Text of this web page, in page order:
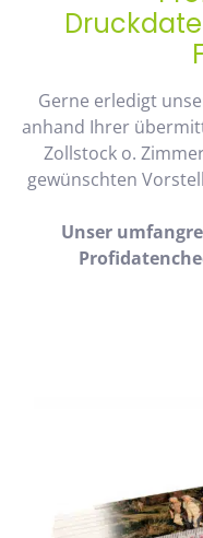
Gerne erledigt
anhand Ihrer
Zollstock o.
gewünschten
Unser